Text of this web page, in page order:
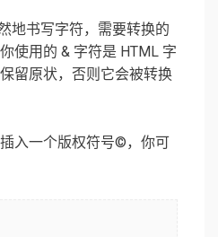
地书写字符，需要转换的
使用的 & 字符是 HTML 字
留原状，否则它会被转换
入一个版权符号©，你可